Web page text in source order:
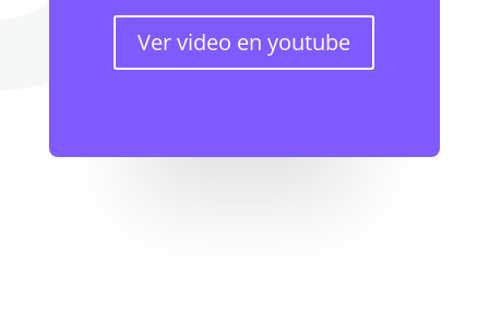
Ver video en youtube